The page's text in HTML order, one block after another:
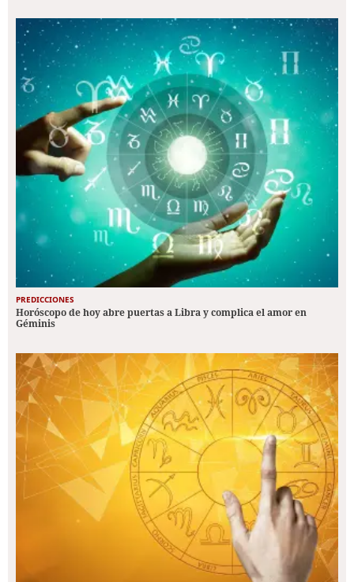
PREDICCIONES
Horóscopo de hoy abre puertas a Libra y complica el amor en
Géminis